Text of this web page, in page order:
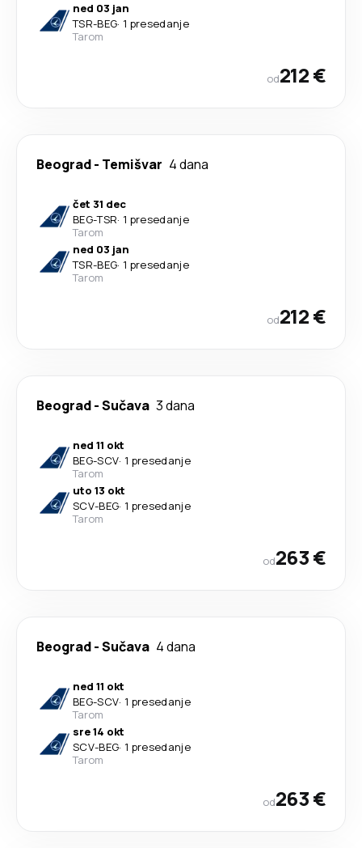
ned 03 jan
TSR-BEG· 1 presedanje
Tarom
od212 €
Beograd- Temišvar 4 dana
čet 31 dec
BEG-TSR· 1 presedanje
Tarom
ned 03 jan
TSR-BEG· 1 presedanje
Tarom
od212 €
Beograd-Sučava 3 dana
ned 11 okt
BEG-SCV· 1 presedanje
Tarom
uto 13 okt
SCV-BEG· 1 presedanje
Tarom
od263 €
Beograd-Sučava 4 dana
ned 11 okt
BEG-SCV· 1 presedanje
Tarom
sre 14 okt
SCV-BEG· 1 presedanje
Tarom
od263 €